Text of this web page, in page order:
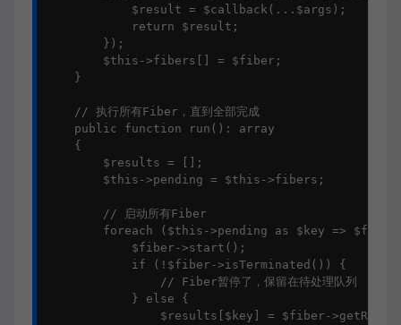
            $result = $callback(...$args);
            return $result;
        });
        $this->fibers[] = $fiber;
    }
    // 执行所有Fiber，直到全部完成
    public function run(): array
    {
        $results = [];
        $this->pending = $this->fibers;
        // 启动所有Fiber
foreach ($this->pending as $key =>
            $fiber->start();
            if (!$fiber->isTerminated()) {
                // Fiber暂停了，保留在待处理队列
            } else {
$results[$key] = $fiber-